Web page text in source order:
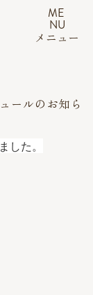
ME
NU
メニュー
ールのお知ら
した。